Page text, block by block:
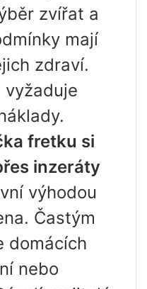
zvířat a
mají
zdraví.
vyžaduje
fretku si
inzeráty
výhodou
Častým
domácích
nebo